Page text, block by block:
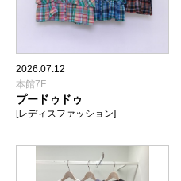
2026.07.12
本館7F
プードゥドゥ
[レディスファッション]